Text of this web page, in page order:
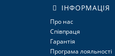
ІНФОРМАЦІЯ
Про нас
Співпраця
Гарантія
Програма лояльності